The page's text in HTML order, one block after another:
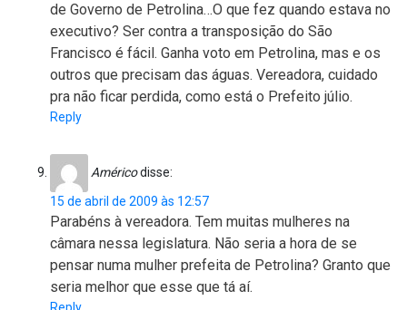
de Governo de Petrolina…O que fez quando estava no
executivo? Ser contra a transposição do São
Francisco é fácil. Ganha voto em Petrolina, mas e os
outros que precisam das águas. Vereadora, cuidado
pra não ficar perdida, como está o Prefeito júlio.
Reply
Américodisse:
15 de abril de 2009 às 12:57
Parabéns à vereadora. Tem muitas mulheres na
câmara nessa legislatura. Não seria a hora de se
pensar numa mulher prefeita de Petrolina? Granto que
seria melhor que esse que tá aí.